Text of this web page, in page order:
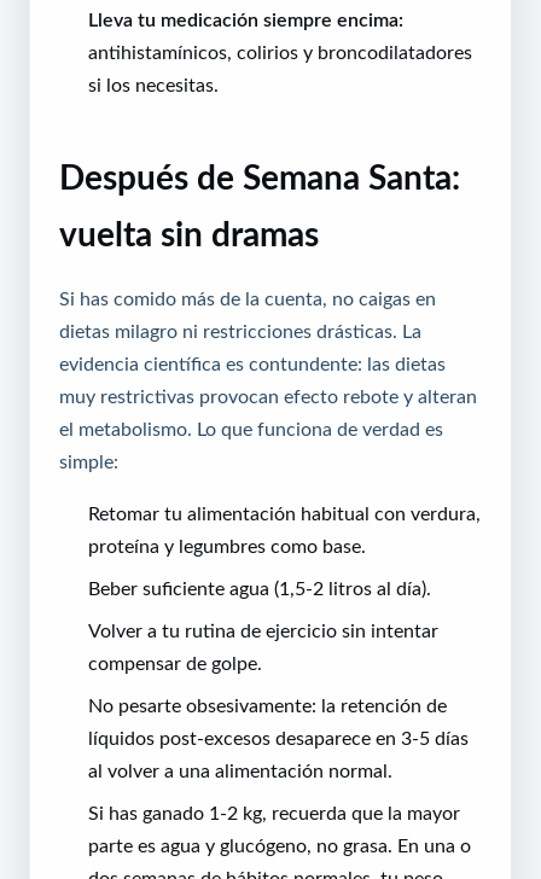
Lleva tu medicación siempre encima:
antihistamínicos, colirios y broncodilatadores
si los necesitas.
Después de Semana Santa:
vuelta sin dramas
Si has comido más de la cuenta, no caigas en
dietas milagro ni restricciones drásticas. La
evidencia científica es contundente: las dietas
muy restrictivas provocan efecto rebote y alteran
el metabolismo. Lo que funciona de verdad es
simple:
Retomar tu alimentación habitual con verdura,
proteína y legumbres como base.
Beber suficiente agua (1,5-2 litros al día).
Volver a tu rutina de ejercicio sin intentar
compensar de golpe.
No pesarte obsesivamente: la retención de
líquidos post-excesos desaparece en 3-5 días
al volver a una alimentación normal.
Si has ganado 1-2 kg, recuerda que la mayor
parte es agua y glucógeno, no grasa. En una o